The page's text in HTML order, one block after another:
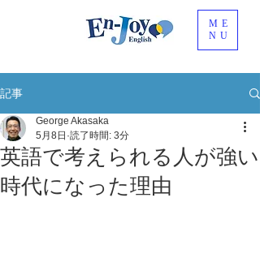
ME
NU
記事
英語で考えられる人が強い
時代になった理由
George Akasaka
5月8日 読了時間: 3分